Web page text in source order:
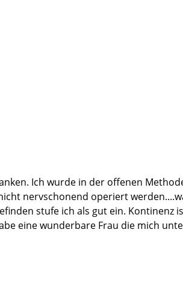
Ich wurde in der offenen
nervschonend operiert
stufe ich als gut ein. Kontinenz
eine wunderbare Frau die mich